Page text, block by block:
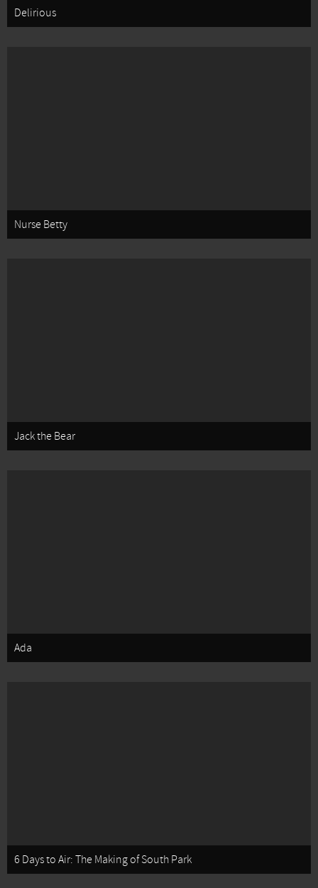
Delirious
Nurse Betty
Jack the Bear
Ada
6 Days to Air: The Making of South Park